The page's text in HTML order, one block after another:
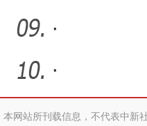
·
·
本网站所刊载信息，不代表中新